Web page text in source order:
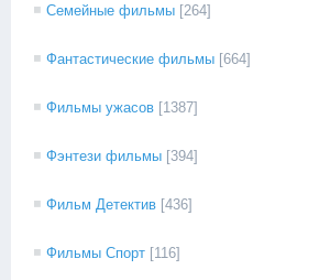
Семейные фильмы [264]
Фантастические фильмы [664]
Фильмы ужасов [1387]
Фэнтези фильмы [394]
Фильм Детектив [436]
Фильмы Спорт [116]